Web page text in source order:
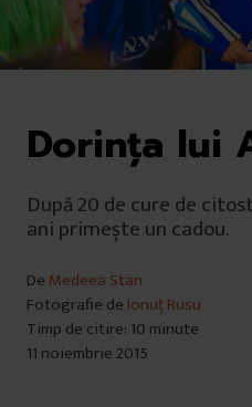
Dorința lui
După 20 de cure de
ani primește un cadou.
De Medeea Stan
Fotografie de Ionuț Rusu
Timp de citire: 10 minute
11 noiembrie 2015